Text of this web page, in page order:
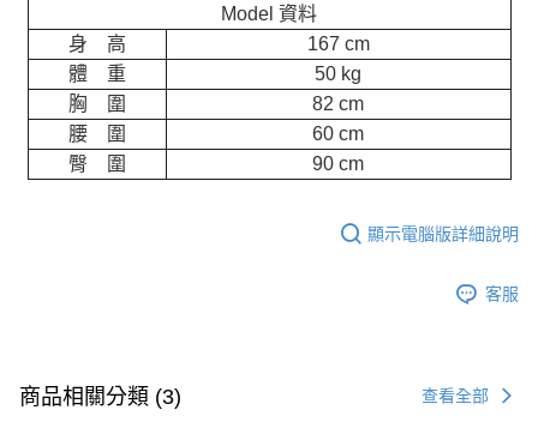
Model 資料
身 高
167 cm
體 重
50 kg
胸 圍
82 cm
腰 圍
60 cm
臀 圍
90 cm
顯示電腦版詳細說明
客服
商品相關分類 (3) 查看全部